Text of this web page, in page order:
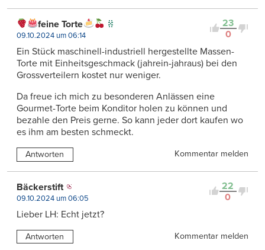
23
0
feine Torte
09.10.2024 um 06:14
Ein Stück maschinell-industriell hergestellte Massen-
Torte mit Einheitsgeschmack (jahrein-jahraus) bei den
Grossverteilern kostet nur weniger.
Da freue ich mich zu besonderen Anlässen eine
Gourmet-Torte beim Konditor holen zu können und
bezahle den Preis gerne. So kann jeder dort kaufen wo
es ihm am besten schmeckt.
Antworten Kommentar melden
22
0
Bäckerstift
09.10.2024 um 06:05
Lieber LH: Echt jetzt?
Antworten Kommentar melden